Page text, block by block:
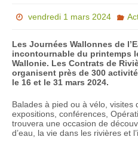
vendredi 1 mars 2024
Les Journées Wallonnes de
incontournable du printemps
Wallonie. Les Contrats de
organisent près de 300
le 16 et le 31 mars 2024.
Balades à pied ou à vélo, visites
expositions, conférences,
trouvera une occasion de
d’eau, la vie dans les rivières et